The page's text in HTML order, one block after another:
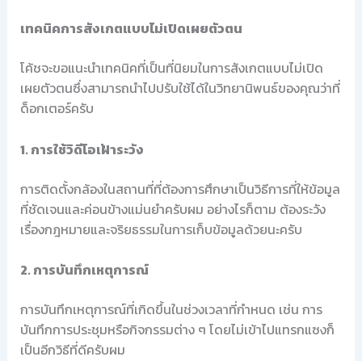
เทคนิคการสังเกตแบบไม่เปิดเผยตัวตน
โค้ชจะขอแนะนำเทคนิคที่เป็นที่นิยมในการสังเกตแบบไม่เปิด
เผยตัวตนซึ่งสามารถนำไปปรับใช้ได้ในวิทยานิพนธ์ของคุณว่าที่
ด็อกเตอร์ครับ
1. การใช้วิดีโอเฝ้าระวัง
การติดตั้งกล้องในสถานที่ที่ต้องการศึกษาเป็นวิธีการที่ให้ข้อมูล
ที่ชัดเจนและค่อนข้างแม่นยำครับผม อย่างไรก็ตาม ต้องระวัง
เรื่องกฎหมายและจริยธรรมในการเก็บข้อมูลด้วยนะครับ
2. การบันทึกเหตุการณ์
การบันทึกเหตุการณ์ที่เกิดขึ้นในช่วงเวลาที่กำหนด เช่น การ
บันทึกการประชุมหรือกิจกรรมต่าง ๆ โดยไม่เข้าไปแทรกแซงก็
เป็นอีกวิธีที่ดีครับผม